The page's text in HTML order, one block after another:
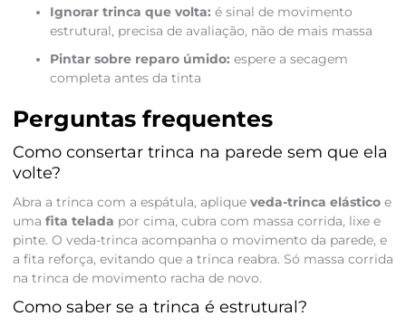
Ignorar trinca que volta: é sinal de movimento
estrutural, precisa de avaliação, não de mais massa
Pintar sobre reparo úmido: espere a secagem
completa antes da tinta
Perguntas frequentes
Como consertar trinca na parede sem que ela
volte?
Abra a trinca com a espátula, aplique veda-trinca elásticoe
uma fita telada por cima, cubra com massa corrida, lixe e
pinte. O veda-trinca acompanha o movimento da parede, e
a fita reforça, evitando que a trinca reabra. Só massa corrida
na trinca de movimento racha de novo.
Como saber se a trinca é estrutural?